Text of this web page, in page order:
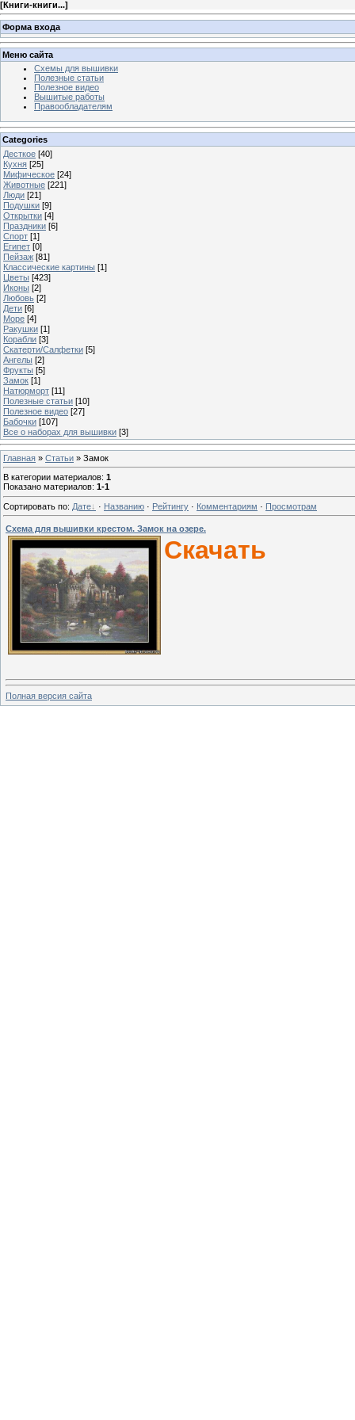
[Книги-книги...]
Форма входа
Меню сайта
Схемы для вышивки
Полезные статьи
Полезное видео
Вышитые работы
Правообладателям
Categories
Десткое [40]
Кухня [25]
Мифическое [24]
Животные [221]
Люди [21]
Подушки [9]
Открытки [4]
Праздники [6]
Спорт [1]
Египет [0]
Пейзаж [81]
Классические картины [1]
Цветы [423]
Иконы [2]
Любовь [2]
Дети [6]
Море [4]
Ракушки [1]
Корабли [3]
Скатерти/Салфетки [5]
Ангелы [2]
Фрукты [5]
Замок [1]
Натюрморт [11]
Полезные статьи [10]
Полезное видео [27]
Бабочки [107]
Все о наборах для вышивки [3]
Главная » Статьи » Замок
В категории материалов: 1
Показано материалов: 1-1
Сортировать по: Дате · Названию · Рейтингу · Комментариям · Просмотрам
Схема для вышивки крестом. Замок на озере.
Скачать
Полная версия сайта